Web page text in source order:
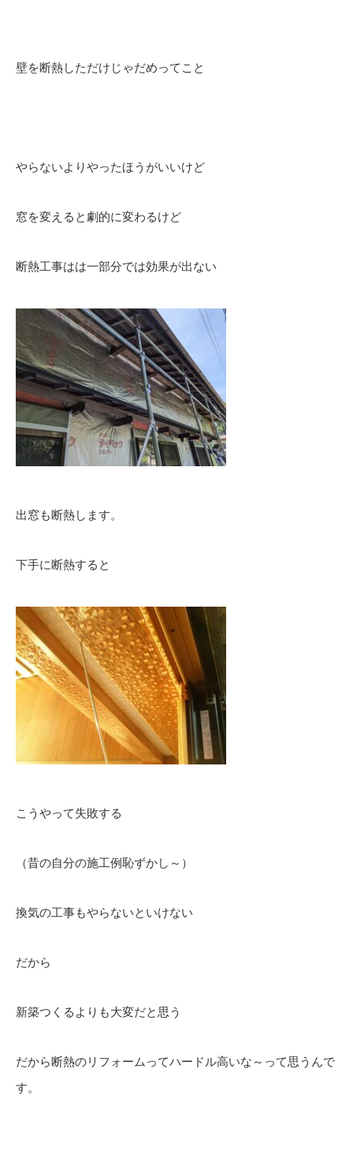
壁を断熱しただけじゃだめってこと
やらないよりやったほうがいいけど
窓を変えると劇的に変わるけど
断熱工事はは一部分では効果が出ない
出窓も断熱します。
下手に断熱すると
こうやって失敗する
（昔の自分の施工例恥ずかし～）
換気の工事もやらないといけない
だから
新築つくるよりも大変だと思う
だから断熱のリフォームってハードル高いな～って思うんで
す。